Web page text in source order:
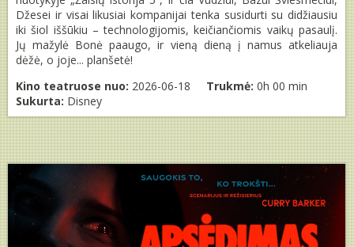
Džesei ir visai likusiai kompanijai tenka susidurti su didžiausiu
iki šiol iššūkiu – technologijomis, keičiančiomis vaikų pasaulį.
Jų mažylė Bonė paaugo, ir vieną dieną į namus atkeliauja
dėžė, o joje... planšetė!
Kino teatruose nuo: 2026-06-18 Trukmė: 0h 00 min
Sukurta: Disney